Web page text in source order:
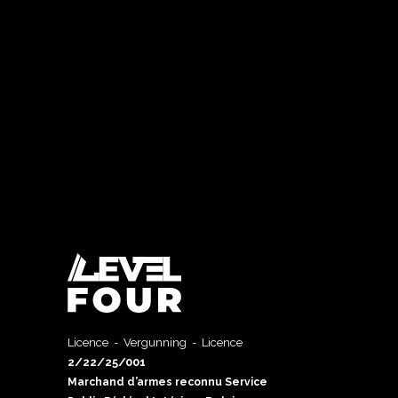
Licence - Vergunning - Licence
2/22/25/001
Marchand d’armes reconnu Service